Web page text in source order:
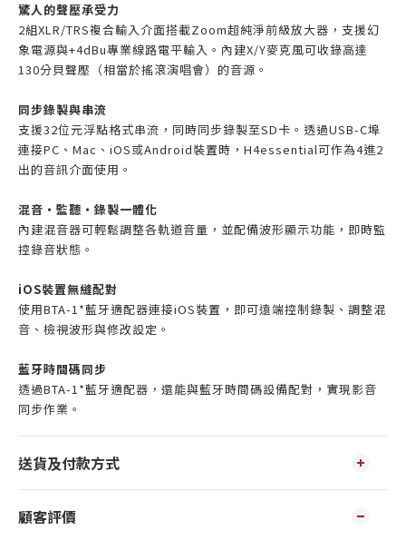
驚人的聲壓承受力
2組XLR/TRS複合輸入介面搭載Zoom超純淨前級放大器，支援幻
象電源與+4dBu專業線路電平輸入。內建X/Y麥克風可收錄高達
130分貝聲壓（相當於搖滾演唱會）的音源。
同步錄製與串流
支援32位元浮點格式串流，同時同步錄製至SD卡。透過USB-C埠
連接PC、Mac、iOS或Android裝置時，H4essential可作為4進2
出的音訊介面使用。
混音・監聽・錄製一體化
內建混音器可輕鬆調整各軌道音量，並配備波形顯示功能，即時監
控錄音狀態。
iOS裝置無縫配對
使用BTA-1*藍牙適配器連接iOS裝置，即可遠端控制錄製、調整混
音、檢視波形與修改設定。
藍牙時間碼同步
透過BTA-1*藍牙適配器，還能與藍牙時間碼設備配對，實現影音
同步作業。
送貨及付款方式
顧客評價